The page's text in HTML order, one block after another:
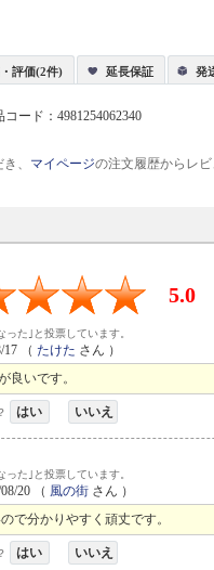
評価(2件) 延長保証 発
コード：4981254062340
、 マイページの注文履歴からレ
5.0
た｣と投票しています。
17 （たけた さん ）
良いです。
はい いいえ
た｣と投票しています。
20 （ 風の街 さん ）
で分かりやすく頑丈です。
はい いいえ